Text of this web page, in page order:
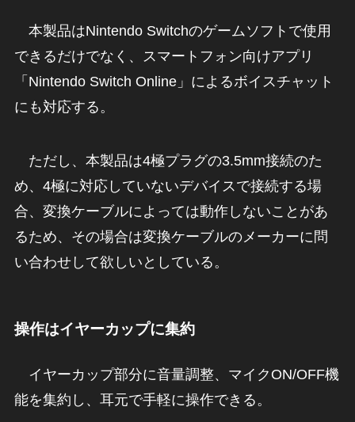
本製品はNintendo Switchのゲームソフトで使用
できるだけでなく、スマートフォン向けアプリ
「Nintendo Switch Online」によるボイスチャット
にも対応する。
ただし、本製品は4極プラグの3.5mm接続のた
め、4極に対応していないデバイスで接続する場
合、変換ケーブルによっては動作しないことがあ
るため、その場合は変換ケーブルのメーカーに問
い合わせして欲しいとしている。
操作はイヤーカップに集約
イヤーカップ部分に音量調整、マイクON/OFF機
能を集約し、耳元で手軽に操作できる。